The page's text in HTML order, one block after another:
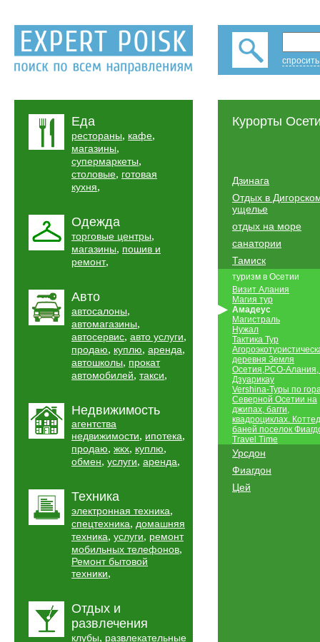
Еда
рестораны, кафе,
магазины,
супермаркеты,
столовые, готовая
кухня,
Одежда
торговые центры,
магазины, пошив и
ремонт,
Авто
автосалоны,
автомагазины,
автосервис, авто услуги,
продаю, куплю, аренда,
автошколы, прокат
автомобилей, такси,
Недвижимость
агентства
недвижимости, ипотека,
продаю, жкх, куплю,
обмен, услуги, аренда,
Техника
электронная техника,
спецтехника, домашняя
техника, услуги, ремонт
мобильных телефонов,
Ремонт бытовой
техники,
Отдых и
развлечения
клубы, развлекательные
Курорты
Дзинага
Отдых в
ущелье
отдых на море
санатории
Тамиск
туризм в Осетии
Визит Алания
Магия тур
Амадеус
Магистраль
Нужал
Тактика Тур
деревня Земля
Осетия,РСО-Алания,
Дзуарикау
Vershina-Туры по
Северной Осетии на
джипах, багги,
квадроциклах.
баней поселок
Travel Time
Урсдон
Фиагдон
Цей